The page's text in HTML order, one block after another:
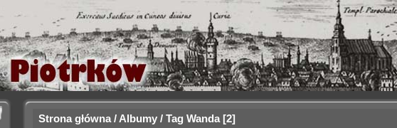
Strona główna/ Albumy/ Tag Wanda 2